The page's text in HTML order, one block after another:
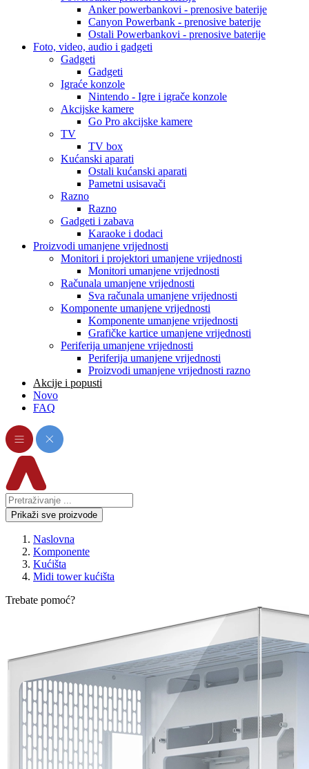
Anker powerbankovi - prenosive baterije
Canyon Powerbank - prenosive baterije
Ostali Powerbankovi - prenosive baterije
Foto, video, audio i gadgeti
Gadgeti
Gadgeti
Igraće konzole
Nintendo - Igre i igrače konzole
Akcijske kamere
Go Pro akcijske kamere
TV
TV box
Kućanski aparati
Ostali kućanski aparati
Pametni usisavači
Razno
Razno
Gadgeti i zabava
Karaoke i dodaci
Proizvodi umanjene vrijednosti
Monitori i projektori umanjene vrijednosti
Monitori umanjene vrijednosti
Računala umanjene vrijednosti
Sva računala umanjene vrijednosti
Komponente umanjene vrijednosti
Komponente umanjene vrijednosti
Grafičke kartice umanjene vrijednosti
Periferija umanjene vrijednosti
Periferija umanjene vrijednosti
Proizvodi umanjene vrijednosti razno
Akcije i popusti
Novo
FAQ
Prikaži sve proizvode
Naslovna
Komponente
Kućišta
Midi tower kućišta
Trebate pomoć?